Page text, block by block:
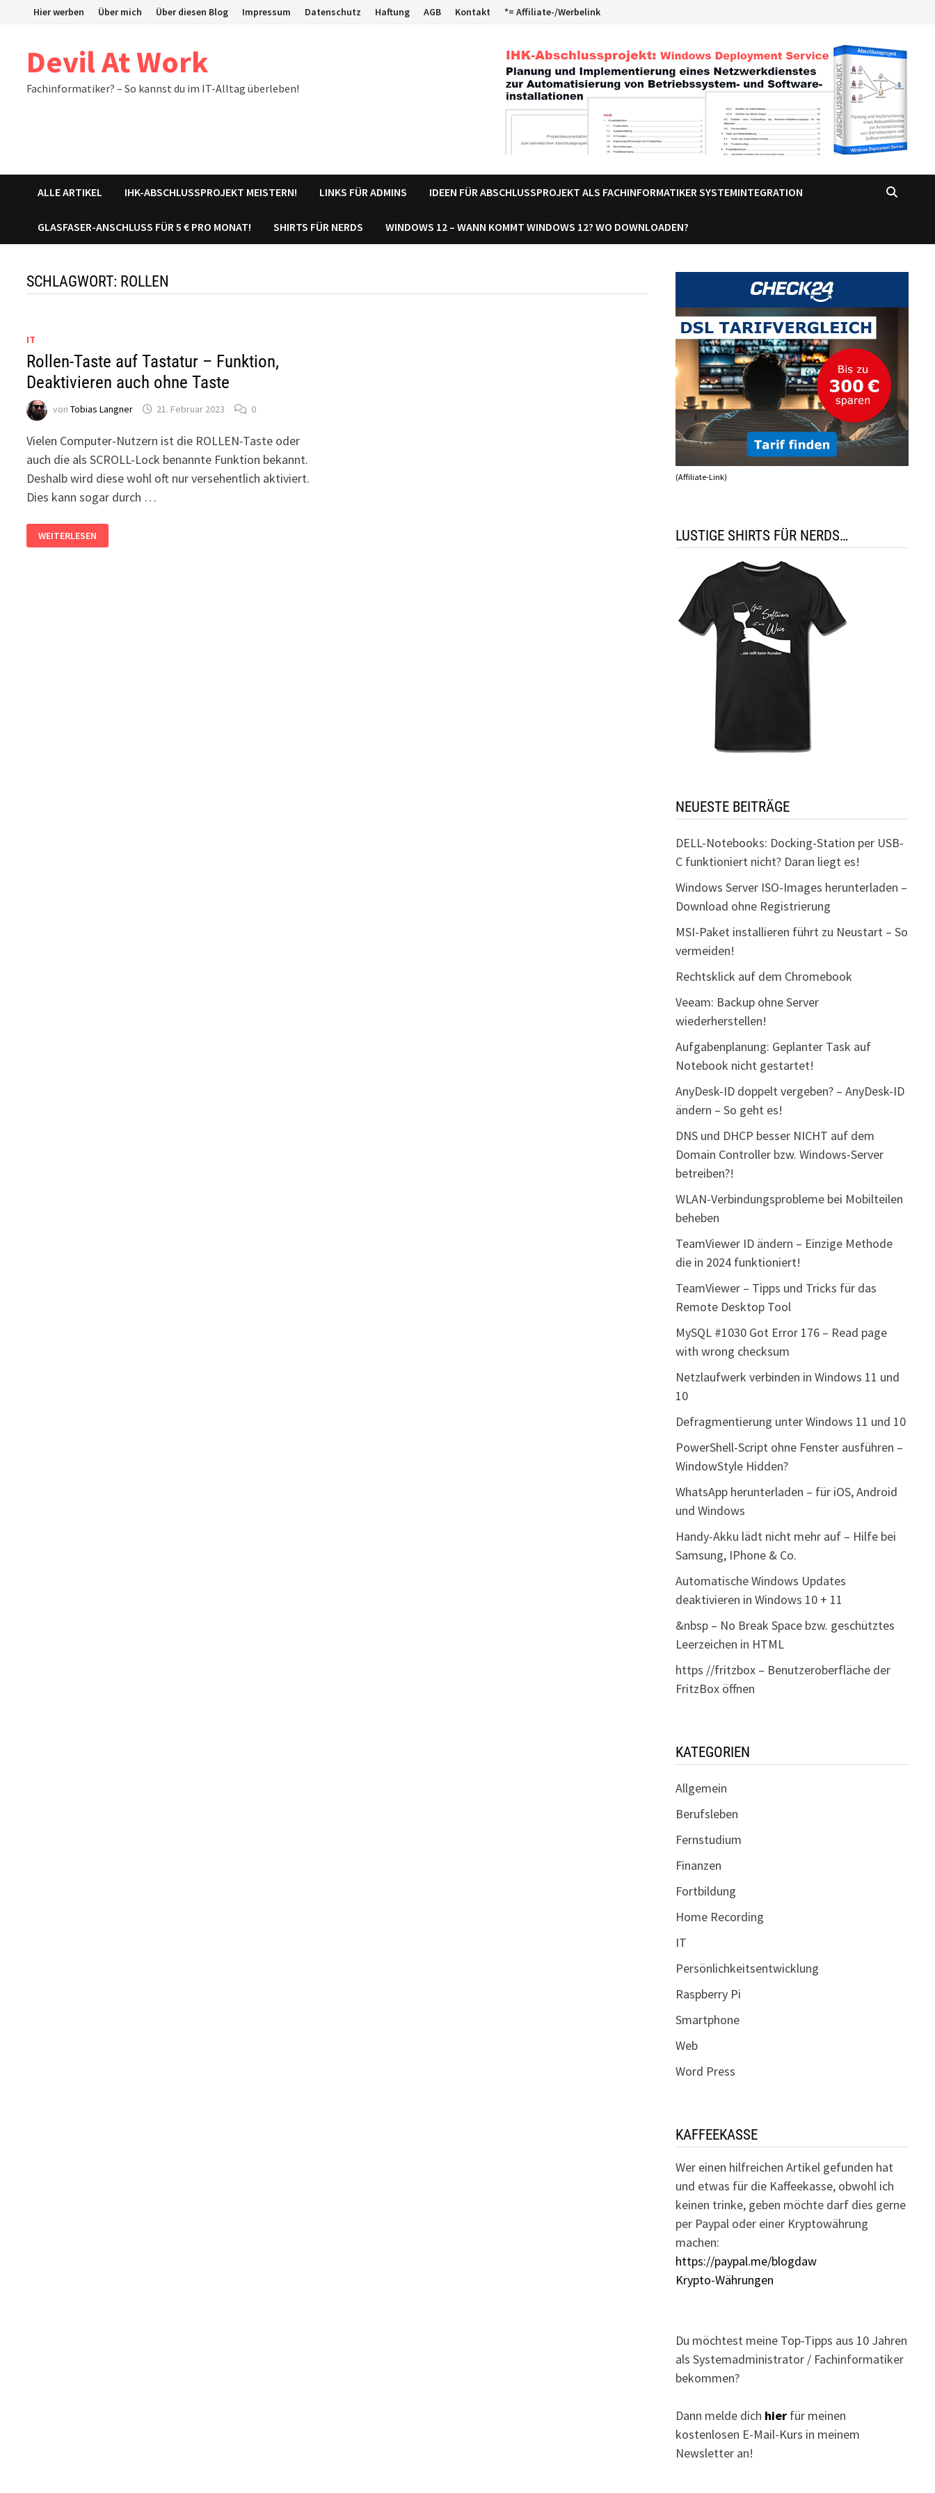
Hier werben Über mich Über diesen Blog Impressum Datenschutz Haftung AGB Kontakt *= Affiliate-/Werbelink
Devil At Work
Fachinformatiker? – So kannst du im IT-Alltag überleben!
ALLE ARTIKEL IHK-ABSCHLUSSPROJEKT MEISTERN! LINKS FÜR ADMINS IDEEN FÜR ABSCHLUSSPROJEKT ALS FACHINFORMATIKER SYSTEMINTEGRATION
GLASFASER-ANSCHLUSS FÜR 5 € PRO MONAT! SHIRTS FÜR NERDS WINDOWS 12 – WANN KOMMT WINDOWS 12? WO DOWNLOADEN?
SCHLAGWORT: ROLLEN
IT
Rollen-Taste auf Tastatur – Funktion,
Deaktivieren auch ohne Taste
vonTobias Langner 21. Februar 2023 0
Vielen Computer-Nutzern ist die ROLLEN-Taste oder
auch die als SCROLL-Lock benannte Funktion bekannt.
Deshalb wird diese wohl oft nur versehentlich aktiviert.
Dies kann sogar durch …
TASTE
AUF
WEITERLESEN
(Affiliate-Link)
LUSTIGE SHIRTS FÜR NERDS…
NEUESTE BEITRÄGE
DELL-Notebooks: Docking-Station per USB-
C funktioniert nicht? Daran liegt es!
Windows Server ISO-Images herunterladen –
Download ohne Registrierung
MSI-Paket installieren führt zu Neustart – So
vermeiden!
Rechtsklick auf dem Chromebook
Veeam: Backup ohne Server
wiederherstellen!
Aufgabenplanung: Geplanter Task auf
Notebook nicht gestartet!
AnyDesk-ID doppelt vergeben? – AnyDesk-ID
ändern – So geht es!
DNS und DHCP besser NICHT auf dem
Domain Controller bzw. Windows-Server
betreiben?!
WLAN-Verbindungsprobleme bei Mobilteilen
beheben
TeamViewer ID ändern – Einzige Methode
die in 2024 funktioniert!
TeamViewer – Tipps und Tricks für das
Remote Desktop Tool
MySQL #1030 Got Error 176 – Read page
with wrong checksum
Netzlaufwerk verbinden in Windows 11 und
10
Defragmentierung unter Windows 11 und 10
PowerShell-Script ohne Fenster ausführen –
WindowStyle Hidden?
WhatsApp herunterladen – für iOS, Android
und Windows
Handy-Akku lädt nicht mehr auf – Hilfe bei
Samsung, IPhone & Co.
Automatische Windows Updates
deaktivieren in Windows 10 + 11
&nbsp – No Break Space bzw. geschütztes
Leerzeichen in HTML
https //fritzbox – Benutzeroberfläche der
FritzBox öffnen
KATEGORIEN
Allgemein
Berufsleben
Fernstudium
Finanzen
Fortbildung
Home Recording
IT
Persönlichkeitsentwicklung
Raspberry Pi
Smartphone
Web
Word Press
KAFFEEKASSE
Wer einen hilfreichen Artikel gefunden hat
und etwas für die Kaffeekasse, obwohl ich
keinen trinke, geben möchte darf dies gerne
per Paypal oder einer Kryptowährung
machen:
https://paypal.me/blogdaw
Krypto-Währungen
Du möchtest meine Top-Tipps aus 10 Jahren
als Systemadministrator / Fachinformatiker
bekommen?
Dann melde dich hierfür meinen
kostenlosen E-Mail-Kurs in meinem
Newsletter an!